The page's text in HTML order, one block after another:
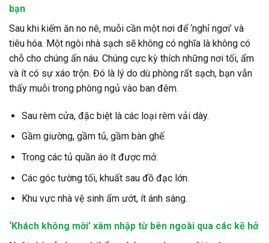
bạn
Sau khi kiếm ăn no nê, muỗi cần một nơi để ‘nghỉ ngơi’ và
tiêu hóa. Một ngôi nhà sạch sẽ không có nghĩa là không có
chỗ cho chúng ẩn náu. Chúng cực kỳ thích những nơi tối, ẩm
và ít có sự xáo trộn. Đó là lý do dù phòng rất sạch, bạn vẫn
thấy muỗi trong phòng ngủ vào ban đêm.
Sau rèm cửa, đặc biệt là các loại rèm vải dày.
Gầm giường, gầm tủ, gầm bàn ghế.
Trong các tủ quần áo ít được mở.
Các góc tường tối, khuất sau đồ đạc lớn.
Khu vực nhà vệ sinh ẩm ướt, ít ánh sáng.
‘Khách không mời’ xâm nhập từ bên ngoài qua các kẽ hở